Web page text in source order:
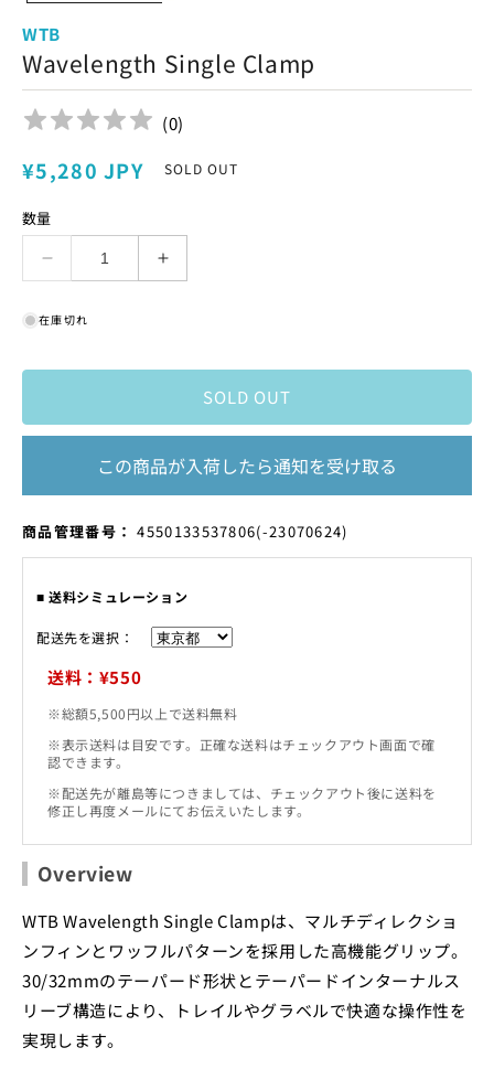
WTB
Wavelength Single Clamp
(0)
通
価
¥5,280 JPY SOLD OUT
数量
Wavelength
Clamp
数
す
Wavelength
数
や
す
在庫切れ
SOLD OUT
この商品が入荷したら通知を受け取る
商品管理番号： SKU:
4550133537806(-23070624)
■ 送料シミュレーション
配送先を選択：
送料：¥550
※総額5,500円以上で送料無料
※表示送料は目安です。正確な送料はチェックアウト画面で確
認できます。
※配送先が離島等につきましては、チェックアウト後に送料を
修正し再度メールにてお伝えいたします。
Overview
WTB Wavelength Single Clampは、マルチディレクショ
ンフィンとワッフルパターンを採用した高機能グリップ。
30/32mmのテーパード形状とテーパードインターナルス
リーブ構造により、トレイルやグラベルで快適な操作性を
実現します。